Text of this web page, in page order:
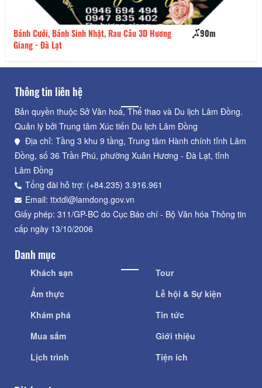
Bánh Cưới, Bánh Sinh Nhật, Rau Câu 3D Hương
Giang - Đà Lạt
90m
Thông tin liên hệ
Bản quyền thuộc Sở Văn hoá, Thể thao và Du lịch Lâm Đồng.
Quản lý bởi Trung tâm Xúc tiến Du lịch Lâm Đồng
Địa chỉ: Tầng 3 khu 9 tầng, Trung tâm Hành chính tỉnh Lâm
Đồng, số 36 Trần Phú, phường Xuân Hương - Đà Lạt, tỉnh
Lâm Đồng
Tổng đài hỗ trợ: (+84.235) 3.916.961
Email: ttxtdl@lamdong.gov.vn
Giấy phép: 311/GP-BC do Cục Báo chí - Bộ Văn hóa Thông tin
cấp ngày 13/10/2006
Danh mục
Khách sạn
Ẩm thực
Khám phá
Mua sắm
Lịch trình
Tour
Lễ hội & Sự kiện
Tin tức
Giới thiệu
Tiện ích